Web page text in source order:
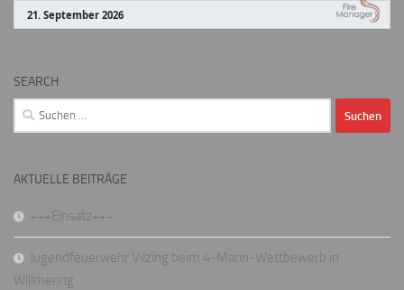
SEARCH
Suchen
nach:
AKTUELLE BEITRÄGE
+++Einsatz+++
Jugendfeuerwehr Vilzing beim 4-Mann-Wettbewerb in
Willmering